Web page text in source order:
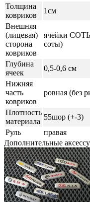
Толщина
ковриков
1см
Внешняя
(лицевая)
сторона
ковриков
ячейки
соты)
Глубина
ячеек
0,5-0,6 см
Нижняя
часть
ковриков
ровная (без
Плотность
материала
55шор (+-3)
Руль
правая
Дополнительные